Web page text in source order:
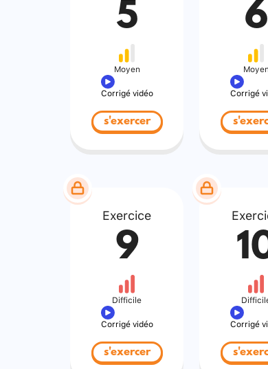
5
Moyen
Corrigé vidéo
s'exercer
6
Corrigé
Exercice
9
Difficile
Corrigé vidéo
s'exercer
Corrigé